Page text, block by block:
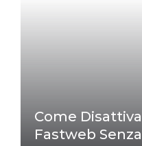
Come
Fastweb